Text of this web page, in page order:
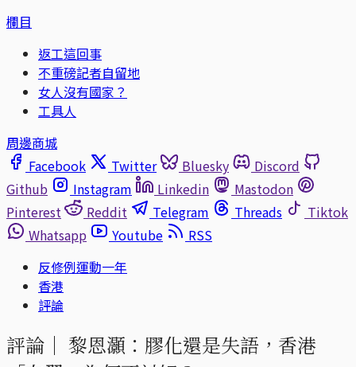
欄目
返工這回事
不重磅記者自留地
女人沒有國家？
工具人
周邊商城
Facebook
Twitter Bluesky
Discord
Github
Instagram Linkedin
Mastodon
Pinterest
Reddit Telegram Threads
Tiktok
Whatsapp
Youtube
RSS
反修例運動一年
香港
評論
評論｜ 黎恩灝：膠化還是失語，香港